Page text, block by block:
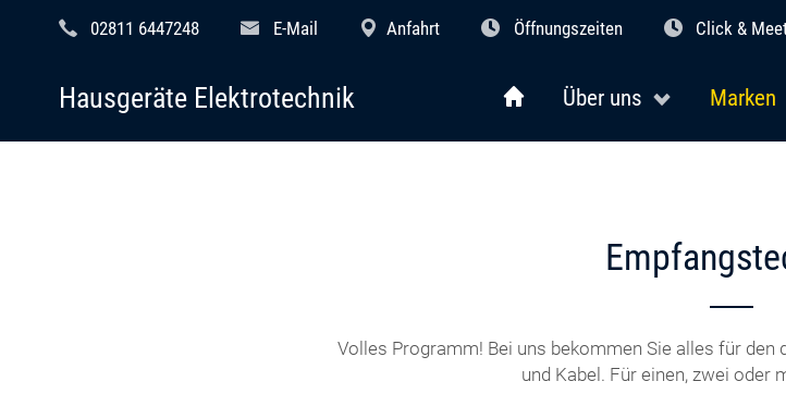
02811 6447248 E-Mail Anfahrt Öffnungszeiten Click &
Über uns Marken
Hausgeräte Elektrotechnik
Volles Programm! Bei uns bekommen Sie alles für den
und Kabel. Für einen, zwei oder